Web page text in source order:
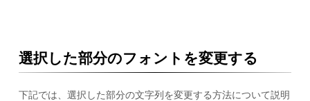
選択した部分のフォントを変更する
下記では、選択した部分の文字列を変更する方法について説明